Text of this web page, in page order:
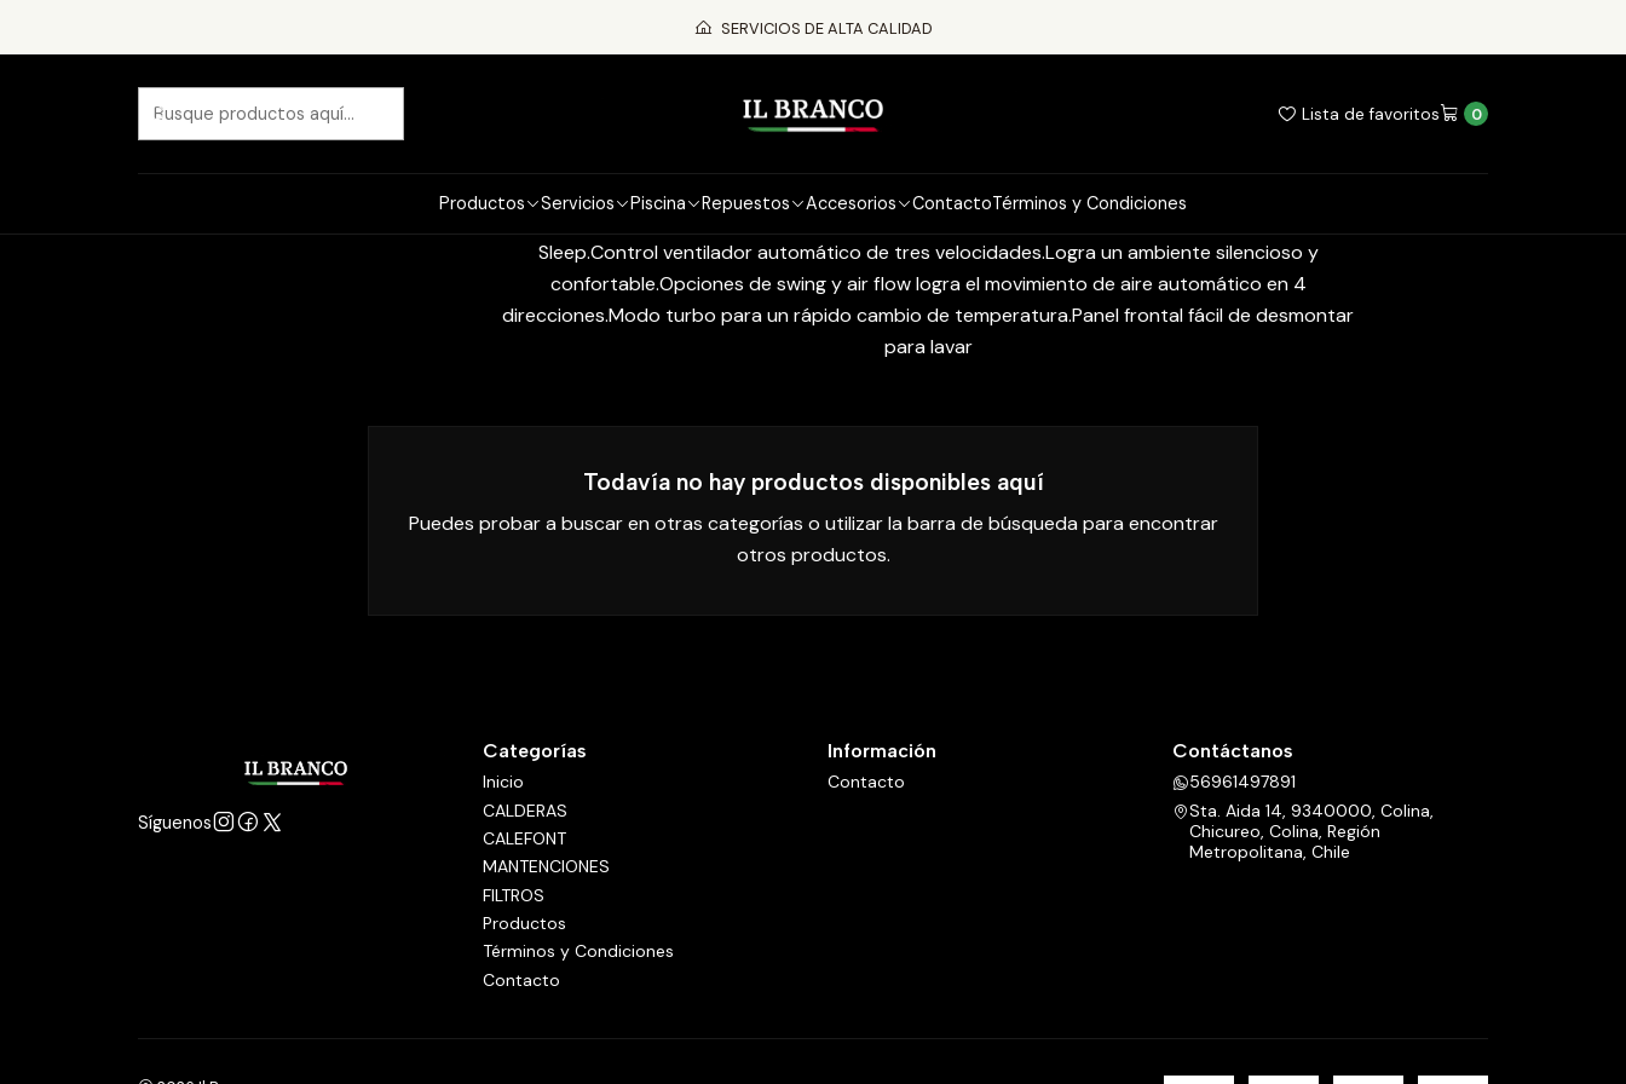
Lista de favoritos 0
Productos Servicios Piscina Repuestos Accesorios ContactoTérminos y Condiciones
SERVICIOS DE ALTA CALIDAD
Inicio A/C UNICLIMA
A/C UNICLIMA
Todos los equipos son inverter Refrigerante R32 ECOLOGICO 3- Aire frío en verano, aire calor en
invierno. Split diseñado para instalación de pared. Consta de dos unidades interior y exterior. Modo
Sleep.Control ventilador automático de tres velocidades.Logra un ambiente silencioso y
confortable.Opciones de swing y air flow logra el movimiento de aire automático en 4
direcciones.Modo turbo para un rápido cambio de temperatura.Panel frontal fácil de desmontar
para lavar
Todavía no hay productos disponibles aquí
Puedes probar a buscar en otras categorías o utilizar la barra de búsqueda para encontrar
otros productos.
Síguenos
Categorías
Inicio
CALDERAS
CALEFONT
MANTENCIONES
FILTROS
Productos
Términos y Condiciones
Contacto
Información
Contacto
Contáctanos
56961497891
Sta. Aida 14, 9340000, Colina,
Chicureo, Colina, Región
Metropolitana, Chile